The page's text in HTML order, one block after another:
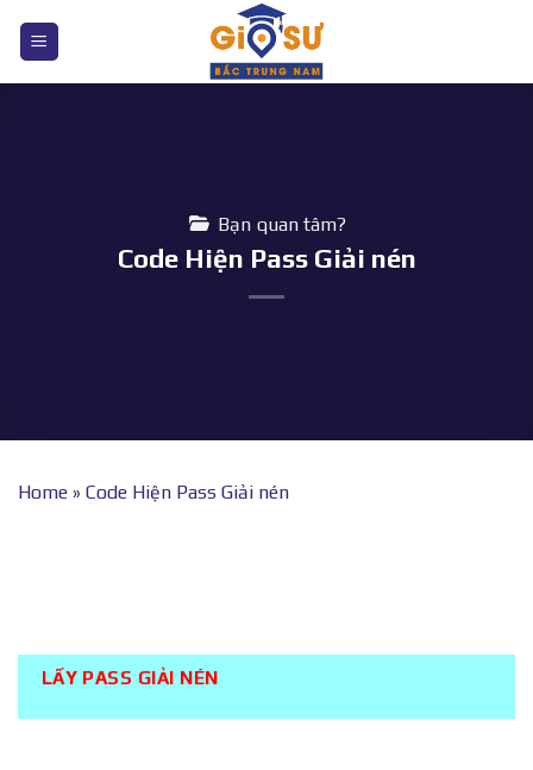
nội
Bạn quan tâm?
Code Hiện Pass Giải nén
Home » Code Hiện Pass Giải nén